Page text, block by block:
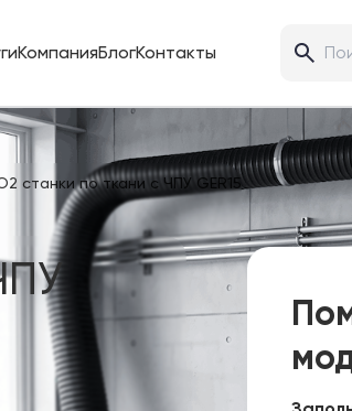
КомпанияБлогКонтакты
станки по ткани с ЧПУ GER15